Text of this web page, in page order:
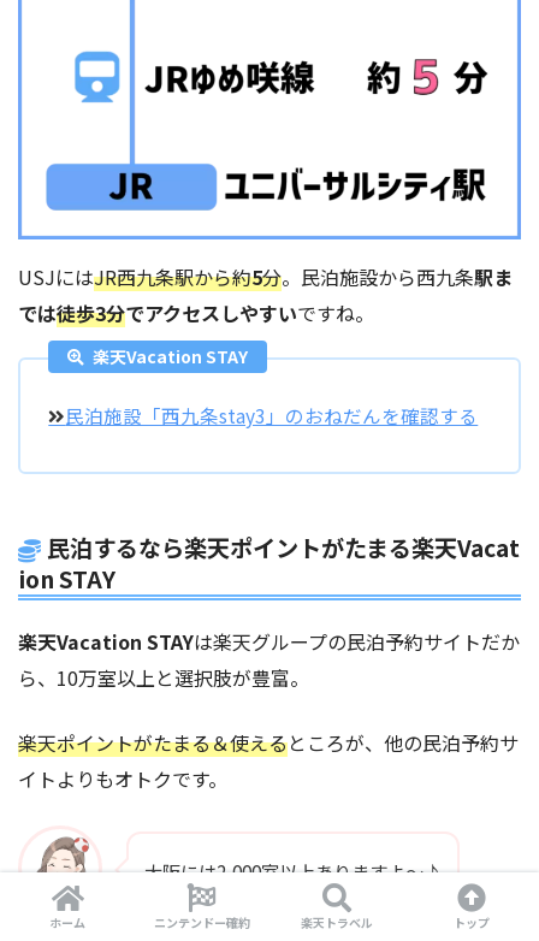
USJにはJR西九条駅から約5分。民泊施設から西九条駅ま
では徒歩3分でアクセスしやすいですね。
楽天Vacation STAY
民泊施設「西九条stay3」のおねだんを確認する
民泊するなら楽天ポイントがたまる楽天Vacat
ion STAY
楽天Vacation STAYは楽天グループの民泊予約サイトだか
ら、10万室以上と選択肢が豊富。
楽天ポイントがたまる＆使えるところが、他の民泊予約サ
イトよりもオトクです。
ママピオ
大阪には2,000室以上ありますよ～♪
ホーム ニンテンドー確約 楽天トラベル トップ